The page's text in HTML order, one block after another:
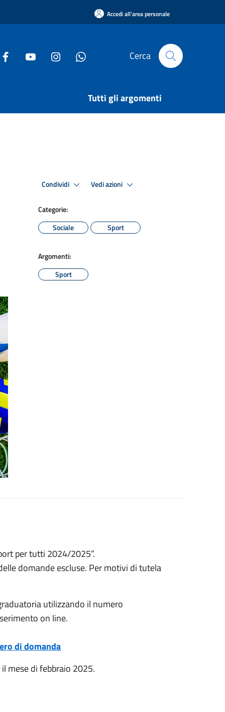
Accedi all'area personale
Cerca
Tutti gli argomenti
Condividi Vedi azioni
Categorie:
Sociale
Sport
Argomenti:
Sport
per tutti 2024/2025”.
domande escluse. Per motivi di tutela
utilizzando il numero
on line.
di domanda
mese di febbraio 2025.